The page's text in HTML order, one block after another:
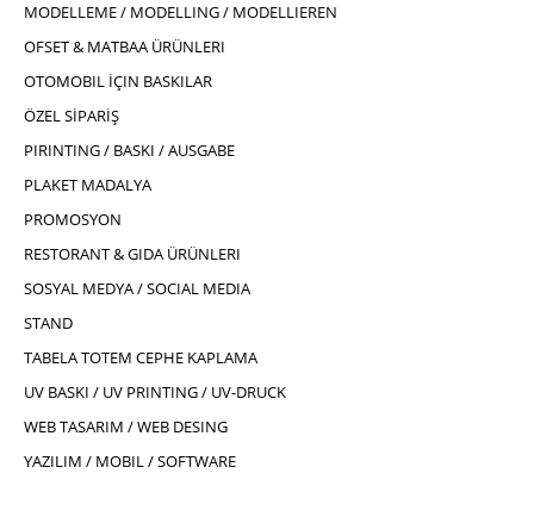
MODELLEME / MODELLING / MODELLIEREN
OFSET & MATBAA ÜRÜNLERI
OTOMOBIL İÇIN BASKILAR
ÖZEL SİPARİŞ
PIRINTING / BASKI / AUSGABE
PLAKET MADALYA
PROMOSYON
RESTORANT & GIDA ÜRÜNLERI
SOSYAL MEDYA / SOCIAL MEDIA
STAND
TABELA TOTEM CEPHE KAPLAMA
UV BASKI / UV PRINTING / UV-DRUCK
WEB TASARIM / WEB DESING
YAZILIM / MOBIL / SOFTWARE